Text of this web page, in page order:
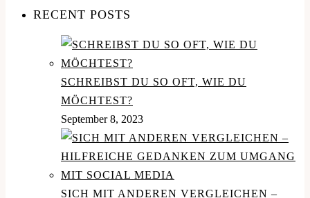
RECENT POSTS
SCHREIBST DU SO OFT, WIE DU
MÖCHTEST?
September 8, 2023
SICH MIT ANDEREN VERGLEICHEN –